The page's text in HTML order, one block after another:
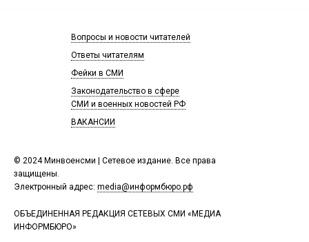
© 2024 Минвоенсми | Сетевое издание. Все права
защищены.
Электронный адрес: media@информбюро.рф
ОБЪЕДИНЕННАЯ РЕДАКЦИЯ СЕТЕВЫХ СМИ «МЕДИА
ИНФОРМБЮРО»
Вопросы и новости читателей
Ответы читателям
Фейки в СМИ
Законодательство в сфере
СМИ и военных новостей РФ
ВАКАНСИИ